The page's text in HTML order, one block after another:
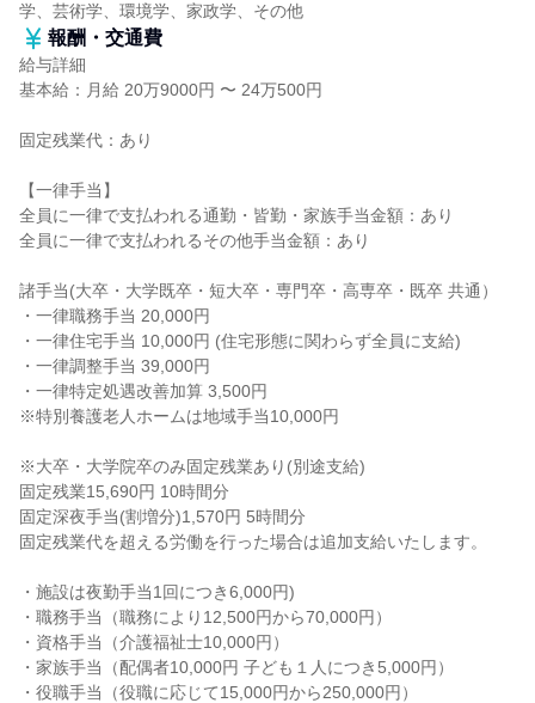
学、芸術学、環境学、家政学、その他
報酬・交通費
給与詳細
基本給：月給 20万9000円 〜 24万500円
固定残業代：あり
【一律手当】
全員に一律で支払われる通勤・皆勤・家族手当金額：あり
全員に一律で支払われるその他手当金額：あり
諸手当(大卒・大学既卒・短大卒・専門卒・高専卒・既卒 共通）
・一律職務手当 20,000円
・一律住宅手当 10,000円 (住宅形態に関わらず全員に支給)
・一律調整手当 39,000円
・一律特定処遇改善加算 3,500円
※特別養護老人ホームは地域手当10,000円
※大卒・大学院卒のみ固定残業あり(別途支給)
固定残業15,690円 10時間分
固定深夜手当(割増分)1,570円 5時間分
固定残業代を超える労働を行った場合は追加支給いたします。
・施設は夜勤手当1回につき6,000円)
・職務手当（職務により12,500円から70,000円）
・資格手当（介護福祉士10,000円）
・家族手当（配偶者10,000円 子ども１人につき5,000円）
・役職手当（役職に応じて15,000円から250,000円）